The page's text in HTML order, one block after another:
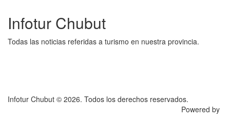
Infotur Chubut
Todas las noticias referidas a turismo en nuestra provincia.
Infotur Chubut © 2026. Todos los derechos reservados.
Powered by